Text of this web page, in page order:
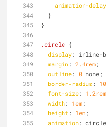
animation-delay
  }
}
.circle {
display: inline-
margin: 2.4rem;
outline: 0 none;
border-radius:
font-size: 1.2rem
width: 1em;
height : 1em;
animation: circle